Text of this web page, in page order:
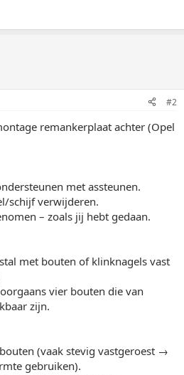
#2
remankerplaat achter (Opel
met assteunen.
schijf verwijderen.
– zoals jij hebt gedaan.
met bouten of klinknagels vast
vier bouten die van
zijn.
(vaak stevig vastgeroest →
gebruiken).